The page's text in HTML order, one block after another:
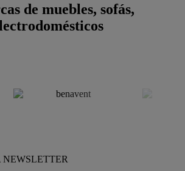
de muebles, sofás,